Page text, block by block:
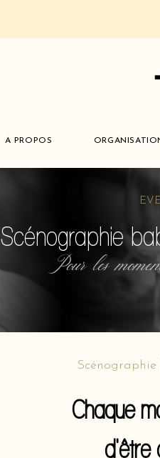
A PROPOS
Scénographie
Pour les
Chaque
d'être